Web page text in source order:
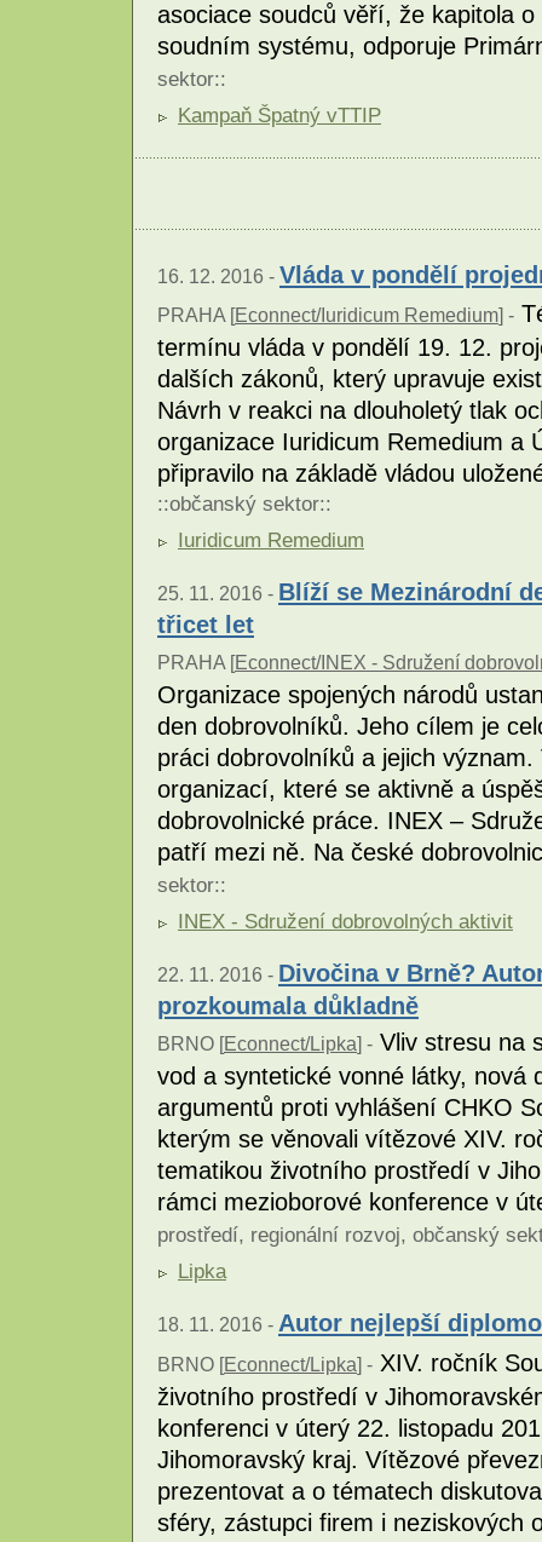
asociace soudců věří, že kapitola
soudním systému, odporuje
sektor::
Kampaň Špatný vTTIP
16. 12. 2016 - Vláda v pondělí
PRAHA [Econnect/Iuridicum Remedium] -
termínu vláda v pondělí 19. 12.
dalších zákonů, který upravuje
Návrh v reakci na dlouholetý tlak
organizace Iuridicum Remedium a
připravilo na základě vládou
::občanský sektor::
Iuridicum Remedium
25. 11. 2016 - Blíží se Mezinárodní
třicet let
PRAHA [Econnect/INEX - Sdružení
Organizace spojených národů
den dobrovolníků. Jeho cílem je
práci dobrovolníků a jejich
organizací, které se aktivně a
dobrovolnické práce. INEX –
patří mezi ně. Na české
sektor::
INEX - Sdružení dobrovolných aktivit
22. 11. 2016 - Divočina v Brně?
prozkoumala důkladně
BRNO [ Econnect/Lipka ] - Vliv stresu na
vod a syntetické vonné látky, nová
argumentů proti vyhlášení CHKO
kterým se věnovali vítězové XIV.
tematikou životního prostředí v
rámci mezioborové konference v
prostředí, regionální rozvoj, občanský
Lipka
18. 11. 2016 - Autor nejlepší
BRNO [Econnect/Lipka] - XIV. ročník
životního prostředí v
konferenci v úterý 22. listopadu
Jihomoravský kraj. Vítězové
prezentovat a o tématech
sféry, zástupci firem i neziskových